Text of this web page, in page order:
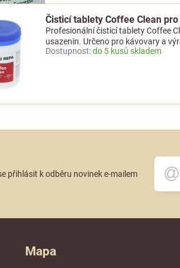
Čisticí tablety Coffee Clean
Profesionální čisticí tablety Coffee
usazenin. Určeno pro kávovary a
Dostupnost:do 5 kusů skladem
přihlásit k odběru novinek e-mailem
Mapa